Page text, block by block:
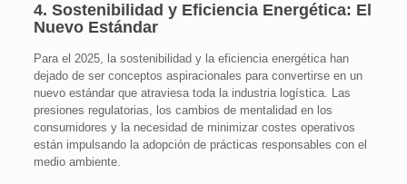
4. Sostenibilidad y Eficiencia Energética: El
Nuevo Estándar
Para el 2025, la sostenibilidad y la eficiencia energética han
dejado de ser conceptos aspiracionales para convertirse en un
nuevo estándar que atraviesa toda la industria logística. Las
presiones regulatorias, los cambios de mentalidad en los
consumidores y la necesidad de minimizar costes operativos
están impulsando la adopción de prácticas responsables con el
medio ambiente.